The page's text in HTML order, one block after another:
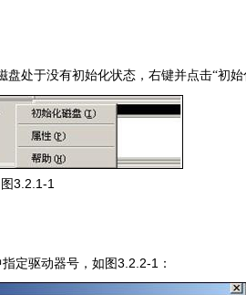
处于没有初始化状态，右键并点击“初始
图 3.2.1-1
定驱动器号，如图 3.2.2-1 ：